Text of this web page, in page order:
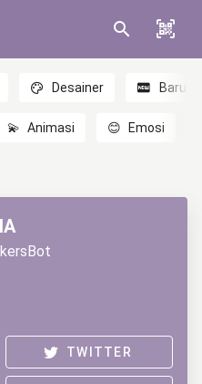
Desainer Baru
💫 Animasi 😊 Emosi
TWITTER